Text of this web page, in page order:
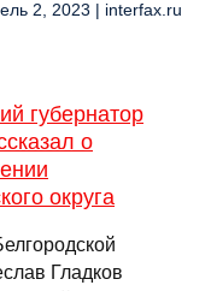
2, 2023 | interfax.ru
губернатор
о
округа
Гладков